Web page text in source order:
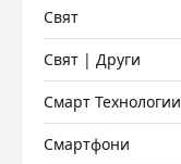
Свят
Свят | Други
Смарт Технологии
Смартфони